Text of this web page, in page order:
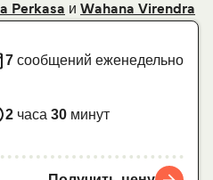
Perkasa и Wahana Virendra
7 сообщений еженедельно
2 часа 30 минут